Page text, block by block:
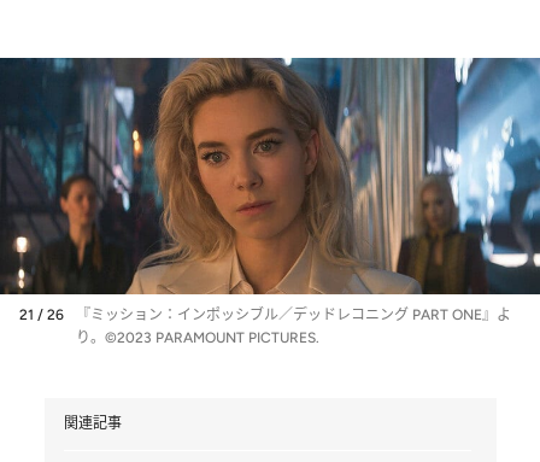
21 / 26
『ミッション：インポッシブル／デッドレコニング PART ONE』よ
り。©2023 PARAMOUNT PICTURES.
関連記事